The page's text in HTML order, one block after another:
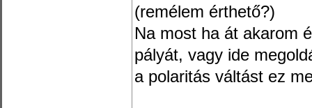
(remélem érthető?)
Na most ha át akarom
pályát, vagy ide
a polaritás váltást ez